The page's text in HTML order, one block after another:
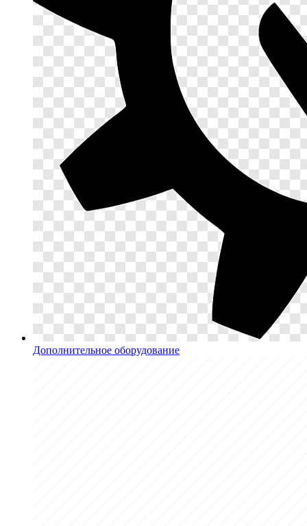
Дополнительное оборудование